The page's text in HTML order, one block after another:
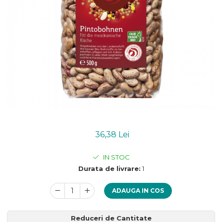
Mixuri bio si blaturi
Ciocolata, cacao si cafea
Cafea bio din cereale
Condimente si supe bio
Dulceata si creme bio
Compoturi bio
36,38 Lei
IN STOC
Durata de livrare: 1
ADAUGA IN COS
Reduceri de Cantitate